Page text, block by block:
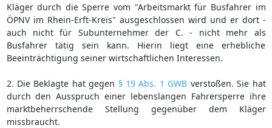
Kläger durch die Sperre vom "Arbeitsmarkt für Busfahrer im
ÖPNV im Rhein-Erft-Kreis" ausgeschlossen wird und er dort -
auch nicht für Subunternehmer der C. - nicht mehr als
Busfahrer tätig sein kann. Hierin liegt eine erhebliche
Beeinträchtigung seiner wirtschaftlichen Interessen.
2. Die Beklagte hat gegen § 19 Abs. 1 GWB verstoßen. Sie hat
durch den Ausspruch einer lebenslangen Fahrersperre ihre
marktbeherrschende Stellung gegenüber dem Kläger
missbraucht.